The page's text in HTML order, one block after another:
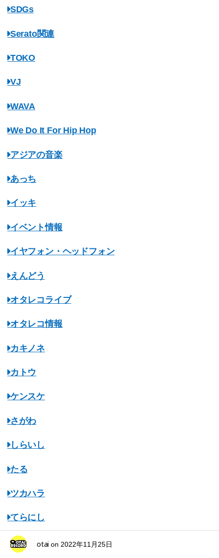
SDGs
Serato関連
TOKO
VJ
WAVA
We Do It For Hip Hop
アジアの音楽
あっち
イッキ
イベント情報
イヤフォン・ヘッドフォン
えんどう
オタレコライブ
オタレコ情報
カキノネ
カトウ
ケンスケ
さがわ
しらいし
たる
ツカハラ
てらにし
ながはし
otai on 2022年11月25日